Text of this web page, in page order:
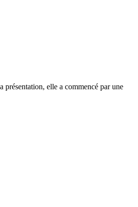
présentation, elle a commencé par une